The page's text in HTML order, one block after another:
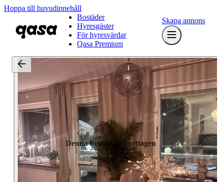
Hoppa till huvudinnehåll
Bostäder
Hyresgäster
För hyresvärdar
Qasa Premium
Skapa annons
Denna bostad är borttagen